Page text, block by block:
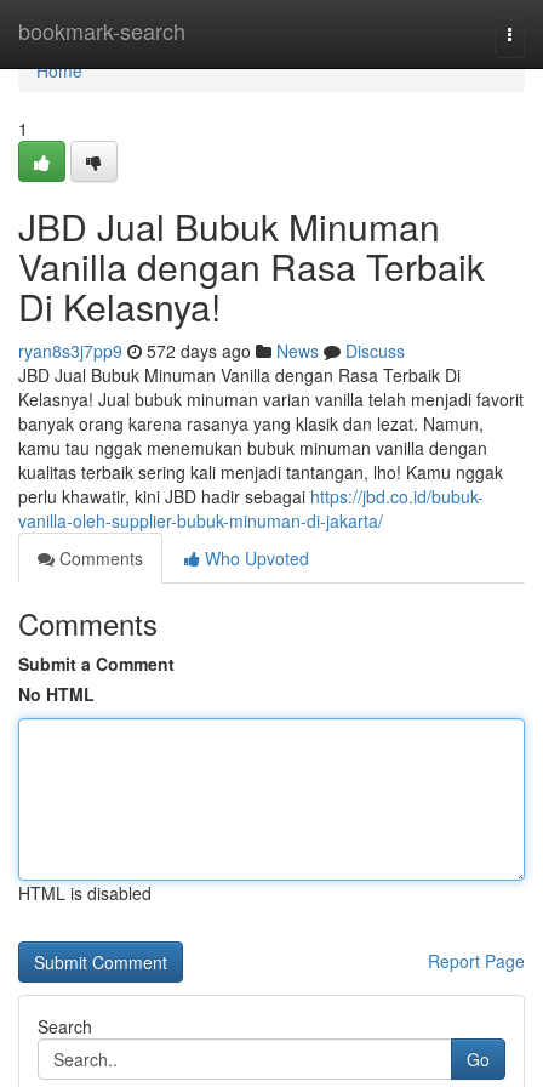
bookmark-search
Home
Home
1
JBD Jual Bubuk Minuman
Vanilla dengan Rasa Terbaik
Di Kelasnya!
ryan8s3j7pp9 572 days ago News
Discuss
JBD Jual Bubuk Minuman Vanilla dengan Rasa Terbaik Di
Kelasnya! Jual bubuk minuman varian vanilla telah menjadi favorit
banyak orang karena rasanya yang klasik dan lezat. Namun,
kamu tau nggak menemukan bubuk minuman vanilla dengan
kualitas terbaik sering kali menjadi tantangan, lho! Kamu nggak
perlu khawatir, kini JBD hadir sebagai https://jbd.co.id/bubuk-
vanilla-oleh-supplier-bubuk-minuman-di-jakarta/
Comments
Who Upvoted
Comments
Submit a Comment
No HTML
HTML is disabled
Report Page
Search
Go